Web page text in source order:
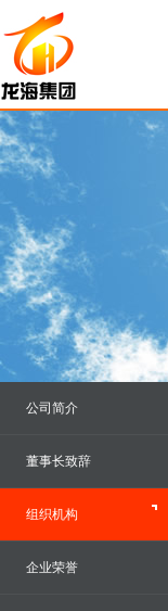
公司简介
董事长致辞
组织机构
企业荣誉